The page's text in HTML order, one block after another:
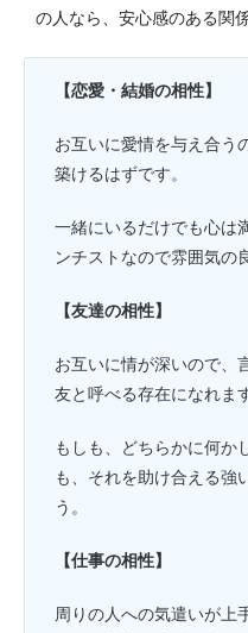
の人なら、安心感のある関
【恋愛・結婚の相性】
お互いに愛情を与え合う
築けるはずです。
一緒にいるだけでも心は
ンチストなので雰囲気の
【友達の相性】
お互いに情が深いので、
友と呼べる存在になれま
もしも、どちらかに何か
も、それを助け合える強
う。
【仕事の相性】
周りの人への気遣いが上